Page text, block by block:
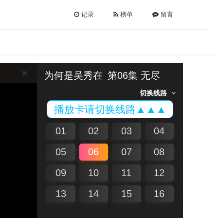
记录 榜单 留言
为何是吴秀在 第06集 无尽
切换线路
播放卡请切换线路▲▲▲
01 02 03
04
05
06 07
08
09
10 11
12
13
14 15 16